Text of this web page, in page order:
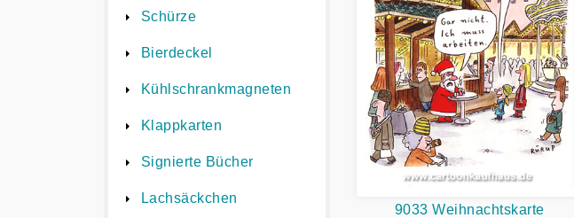
Schürze
Bierdeckel
Kühlschrankmagneten
Klappkarten
Signierte Bücher
Lachsäckchen
9033 Weihnachtskarte